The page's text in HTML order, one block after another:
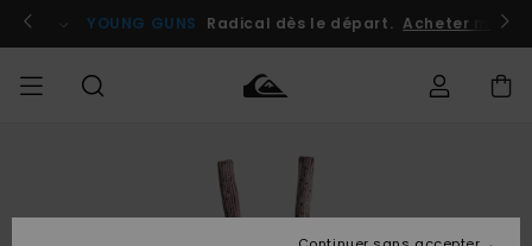
l'information
le
Se connecter / s'inscrire
YOUNG GUNS Radical dès le départ. Acheter
Vêtements
Vêtements
Shop
Shop
Homme
Snow
Shop
Homme
Outlet
Homme
Accéder à
commande